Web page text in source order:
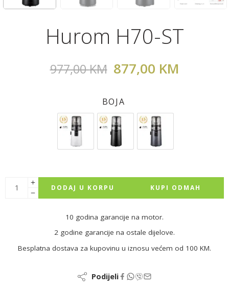
Hurom H70-ST
977,00KM 877,00 KM
BOJA
DODAJ U KORPU KUPI ODMAH
10 godina garancije na motor.
2 godine garancije na ostale dijelove.
Besplatna dostava za kupovinu u iznosu većem od 100 KM.
Podijeli